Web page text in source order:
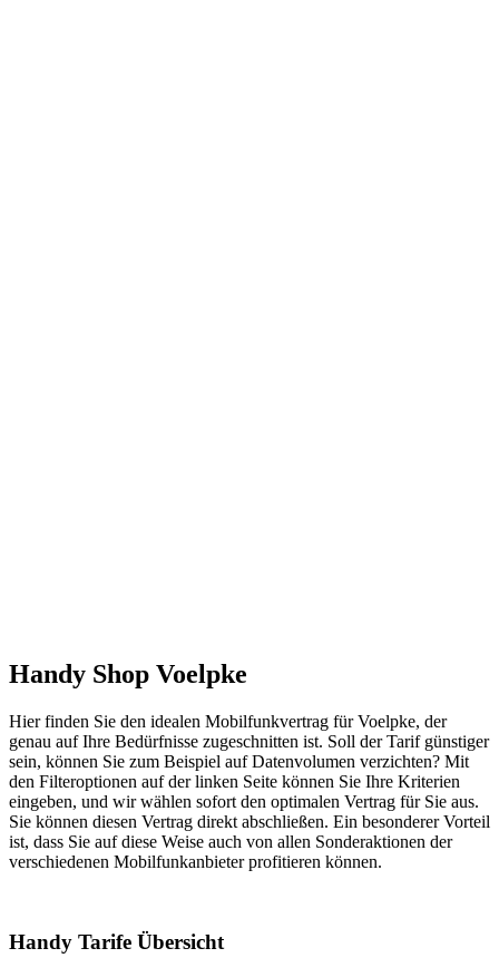
Handy Shop Voelpke
Hier finden Sie den idealen Mobilfunkvertrag für Voelpke, der
genau auf Ihre Bedürfnisse zugeschnitten ist. Soll der Tarif günstiger
sein, können Sie zum Beispiel auf Datenvolumen verzichten? Mit
den Filteroptionen auf der linken Seite können Sie Ihre Kriterien
eingeben, und wir wählen sofort den optimalen Vertrag für Sie aus.
Sie können diesen Vertrag direkt abschließen. Ein besonderer Vorteil
ist, dass Sie auf diese Weise auch von allen Sonderaktionen der
verschiedenen Mobilfunkanbieter profitieren können.
Handy Tarife Übersicht